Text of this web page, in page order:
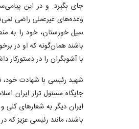
جای بگیرد. و در این
وعده‌های غیرعملی راضی
سیل خوزستان، خود را به
با آشوبگران را در دستورکار
شهید رئیسی با شهادت خود،
جایگاه مسئول تراز ایران
ایران دیگر به شعارهای
باشند، مانند رئیسی عزیز